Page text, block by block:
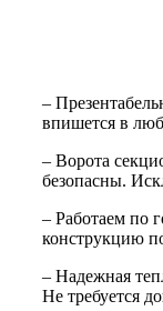
–
впишется в
– Ворота
безопасны.
– Работаем по
конструкцию
– Надежная
Не требуется